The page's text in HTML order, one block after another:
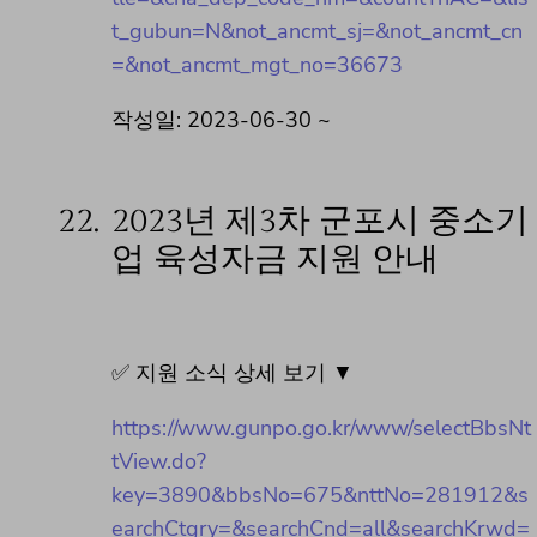
t_gubun=N&not_ancmt_sj=&not_ancmt_cn
=&not_ancmt_mgt_no=36673
작성일: 2023-06-30 ~
22. 2023년 제3차 군포시 중소기
업 육성자금 지원 안내
✅ 지원 소식 상세 보기 ▼
https://www.gunpo.go.kr/www/selectBbsNt
tView.do?
key=3890&bbsNo=675&nttNo=281912&s
earchCtgry=&searchCnd=all&searchKrwd=